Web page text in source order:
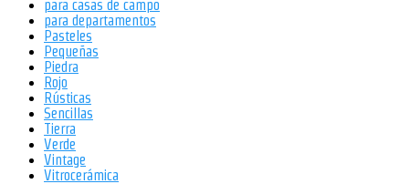
para casas de campo
para departamentos
Pasteles
Pequeñas
Piedra
Rojo
Rústicas
Sencillas
Tierra
Verde
Vintage
Vitrocerámica